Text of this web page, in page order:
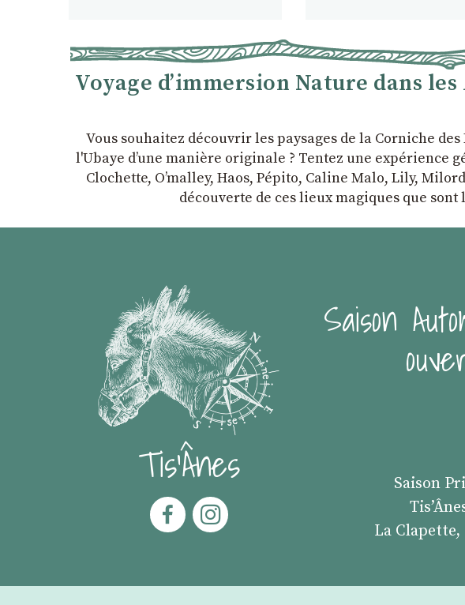
Voyage d’immersion Nature dans
Vous souhaitez découvrir les paysages de la Corniche
l'Ubaye dʼune manière originale ? Tentez une expérience
Clochette, Oʼmalley, Haos, Pépito, Caline Malo, Lily,
découverte de ces lieux magiques que
Tis'Ânes
Saison
Saison
La Clapette,